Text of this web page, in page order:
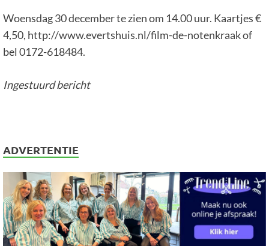
Woensdag 30 december te zien om 14.00 uur. Kaartjes €
4,50, http://www.evertshuis.nl/film-de-notenkraak of
bel 0172-618484.
Ingestuurd bericht
ADVERTENTIE